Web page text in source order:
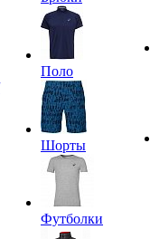
Поло
Шорты
Футболки